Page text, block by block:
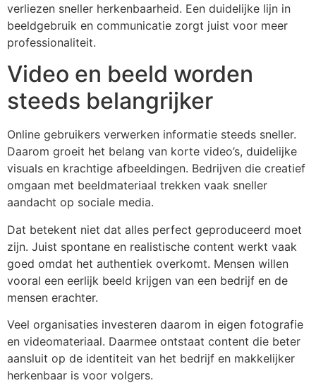
verliezen sneller herkenbaarheid. Een duidelijke lijn in
beeldgebruik en communicatie zorgt juist voor meer
professionaliteit.
Video en beeld worden
steeds belangrijker
Online gebruikers verwerken informatie steeds sneller.
Daarom groeit het belang van korte video’s, duidelijke
visuals en krachtige afbeeldingen. Bedrijven die creatief
omgaan met beeldmateriaal trekken vaak sneller
aandacht op sociale media.
Dat betekent niet dat alles perfect geproduceerd moet
zijn. Juist spontane en realistische content werkt vaak
goed omdat het authentiek overkomt. Mensen willen
vooral een eerlijk beeld krijgen van een bedrijf en de
mensen erachter.
Veel organisaties investeren daarom in eigen fotografie
en videomateriaal. Daarmee ontstaat content die beter
aansluit op de identiteit van het bedrijf en makkelijker
herkenbaar is voor volgers.